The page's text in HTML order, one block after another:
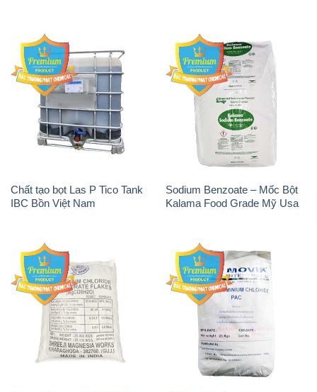
Chất tạo bọt Las P Tico Tank
IBC Bồn Việt Nam
Sodium Benzoate – Mốc Bột
Kalama Food Grade Mỹ Usa